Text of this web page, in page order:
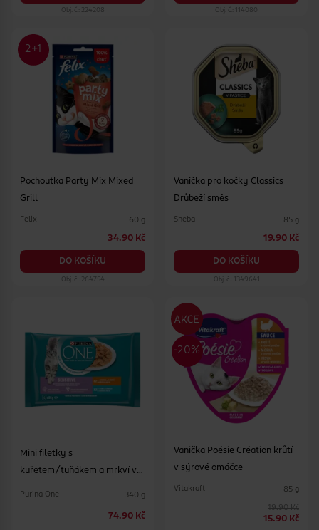
Obj. č.: 224208 Obj. č.: 114080
Pochoutka Party Mix Mixed
Grill
Felix 60 g
34.90 Kč
DO KOŠÍKU
Obj. č.: 264754
Vanička pro kočky Classics
Drůbeží směs
Sheba 85 g
19.90 Kč
DO KOŠÍKU
Obj. č.: 1349641
Mini filetky s
kuřetem/tuňákem a mrkví ve
Purina One 340 g
74.90 Kč
Vanička Poésie Création krůtí
v sýrové omáčce
Vitakraft 85 g
19.90 Kč
15.90 Kč